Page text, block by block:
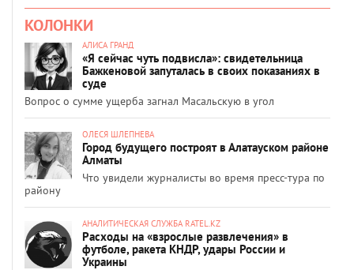
КОЛОНКИ
АЛИСА ГРАНД
«Я сейчас чуть подвисла»: свидетельница
Бажкеновой запуталась в своих показаниях в
суде
Вопрос о сумме ущерба загнал Масальскую в угол
ОЛЕСЯ ШЛЕПНЕВА
Город будущего построят в Алатауском районе
Алматы
Что увидели журналисты во время пресс-тура по
району
АНАЛИТИЧЕСКАЯ СЛУЖБА RATEL.KZ
Расходы на «взрослые развлечения» в
футболе, ракета КНДР, удары России и
Украины